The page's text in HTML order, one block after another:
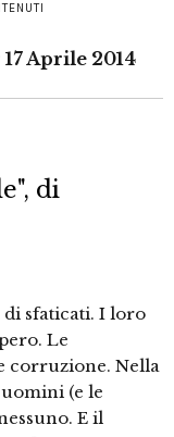
Aprile 2014
di
sfaticati. I loro
Le
corruzione. Nella
(e le
E il